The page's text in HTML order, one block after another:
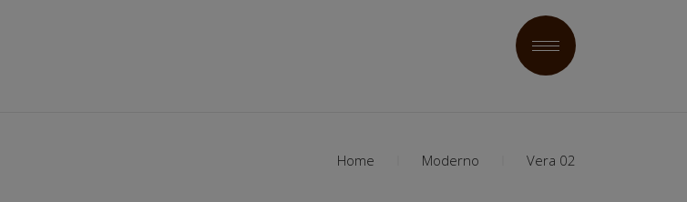
Home Moderno Vera 02